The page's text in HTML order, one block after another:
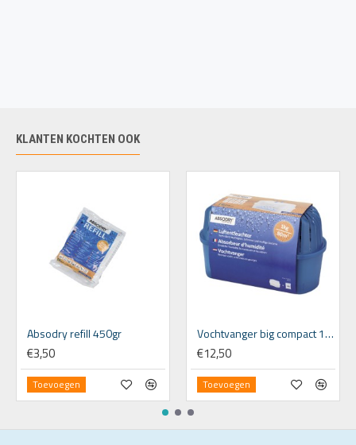
KLANTEN KOCHTEN OOK
Absodry refill 450gr
€3,50
Toevoegen
Vochtvanger big compact 1000gr
€12,50
Toevoegen